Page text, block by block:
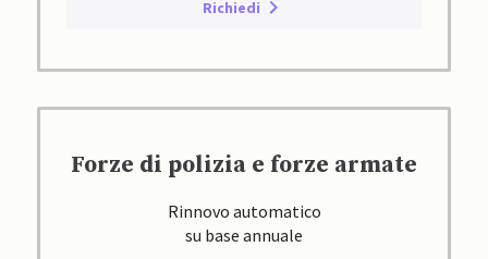
Richiedi
Forze di polizia e forze armate
Rinnovo automatico
su base annuale